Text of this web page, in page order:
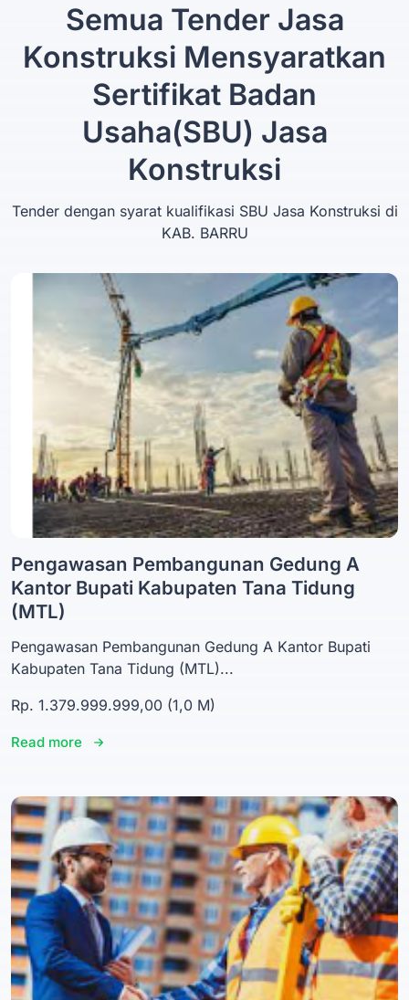
Semua Tender Jasa
Konstruksi Mensyaratkan
Sertifikat Badan
Usaha(SBU) Jasa
Konstruksi
Tender dengan syarat kualifikasi SBU Jasa Konstruksi di
KAB. BARRU
Pengawasan Pembangunan Gedung A
Kantor Bupati Kabupaten Tana Tidung
(MTL)
Pengawasan Pembangunan Gedung A Kantor Bupati
Kabupaten Tana Tidung (MTL)...
Rp. 1.379.999.999,00 (1,0 M)
Read more